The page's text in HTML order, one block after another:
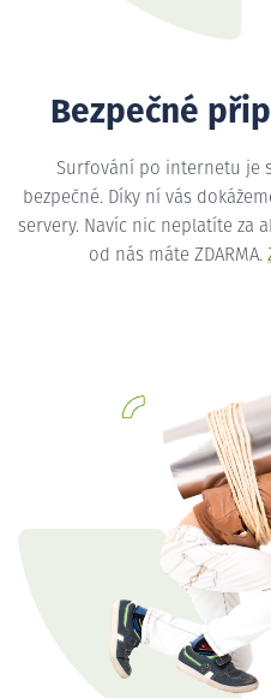
Bezpečné
Surfování po internetu je
bezpečné. Díky ní vás
servery. Navíc nic neplatíte za
od nás máte ZDARMA.